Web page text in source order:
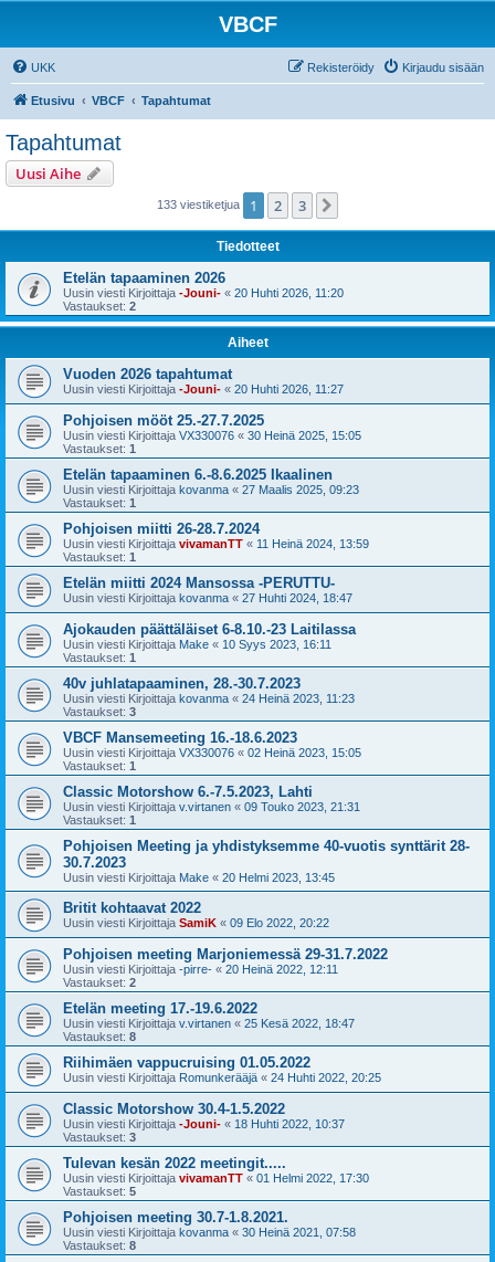
VBCF
UKK Kirjaudu sisään
Rekisteröidy
Etusivu VBCF Tapahtumat
Tapahtumat
Uusi Aihe
133 viestiketjua 1 2 3
Tiedotteet
Etelän tapaaminen 2026
Uusin viesti Kirjoittaja -Jouni- « 20 Huhti 2026, 11:20
Vastaukset: 2
Aiheet
Vuoden 2026 tapahtumat
Uusin viesti Kirjoittaja -Jouni- « 20 Huhti 2026, 11:27
Pohjoisen mööt 25.-27.7.2025
Uusin viesti Kirjoittaja VX330076 « 30 Heinä 2025, 15:05
Vastaukset: 1
Etelän tapaaminen 6.-8.6.2025 Ikaalinen
Uusin viesti Kirjoittaja kovanma « 27 Maalis 2025, 09:23
Vastaukset: 1
Pohjoisen miitti 26-28.7.2024
Uusin viesti Kirjoittaja vivamanTT « 11 Heinä 2024, 13:59
Vastaukset: 1
Etelän miitti 2024 Mansossa -PERUTTU-
Uusin viesti Kirjoittaja kovanma « 27 Huhti 2024, 18:47
Ajokauden päättäläiset 6-8.10.-23 Laitilassa
Uusin viesti Kirjoittaja Make « 10 Syys 2023, 16:11
Vastaukset: 1
40v juhlatapaaminen, 28.-30.7.2023
Uusin viesti Kirjoittaja kovanma « 24 Heinä 2023, 11:23
Vastaukset: 3
VBCF Mansemeeting 16.-18.6.2023
Uusin viesti Kirjoittaja VX330076 « 02 Heinä 2023, 15:05
Vastaukset: 1
Classic Motorshow 6.-7.5.2023, Lahti
Uusin viesti Kirjoittaja v.virtanen « 09 Touko 2023, 21:31
Vastaukset: 1
Pohjoisen Meeting ja yhdistyksemme 40-vuotis synttärit 28-
30.7.2023
Uusin viesti Kirjoittaja Make « 20 Helmi 2023, 13:45
Britit kohtaavat 2022
Uusin viesti Kirjoittaja SamiK « 09 Elo 2022, 20:22
Pohjoisen meeting Marjoniemessä 29-31.7.2022
Uusin viesti Kirjoittaja -pirre- « 20 Heinä 2022, 12:11
Vastaukset: 2
Etelän meeting 17.-19.6.2022
Uusin viesti Kirjoittaja v.virtanen « 25 Kesä 2022, 18:47
Vastaukset: 8
Riihimäen vappucruising 01.05.2022
Uusin viesti Kirjoittaja Romunkerääjä « 24 Huhti 2022, 20:25
Classic Motorshow 30.4-1.5.2022
Uusin viesti Kirjoittaja -Jouni- « 18 Huhti 2022, 10:37
Vastaukset: 3
Tulevan kesän 2022 meetingit.....
Uusin viesti Kirjoittaja vivamanTT « 01 Helmi 2022, 17:30
Vastaukset: 5
Pohjoisen meeting 30.7-1.8.2021.
Uusin viesti Kirjoittaja kovanma « 30 Heinä 2021, 07:58
Vastaukset: 8